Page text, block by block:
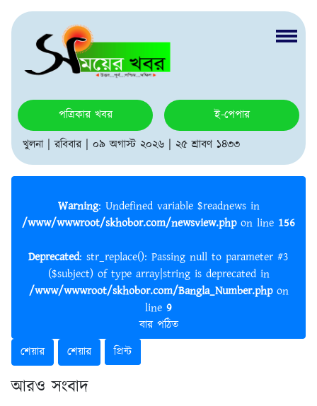
পত্রিকার খবর
ই-পেপার
খুলনা | রবিবার | ০৯ অগাস্ট ২০২৬ | ২৫ শ্রাবণ ১৪৩৩
Warning : Undefined variable $readnews in
/www/wwwroot/skhobor.com/newsview.phpon line 156
Deprecated: str_replace(): Passing null to parameter #3
($subject) of type array|string is deprecated in
/www/wwwroot/skhobor.com/Bangla_Number.phpon
line 9
বার পঠিত
শেয়ার
শেয়ার প্রিন্ট
আরও সংবাদ